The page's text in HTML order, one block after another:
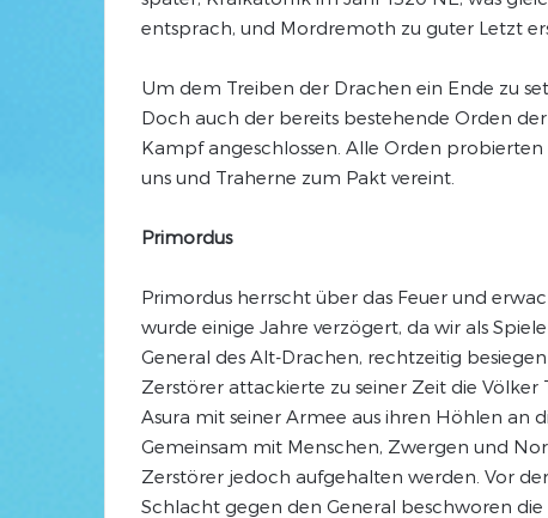
entsprach, und Mordremoth zu guter Letzt
Um dem Treiben der Drachen ein Ende zu
Doch auch der bereits bestehende Orden
Kampf angeschlossen. Alle Orden
uns und Traherne zum Pakt vereint.
Primordus
Primordus herrscht über das Feuer und
wurde einige Jahre verzögert, da wir als
General des Alt-Drachen, rechtzeitig
Zerstörer attackierte zu seiner Zeit die Völker
Asura mit seiner Armee aus ihren Höhlen an
Gemeinsam mit Menschen, Zwergen und
Zerstörer jedoch aufgehalten werden. Vor
Schlacht gegen den General beschworen